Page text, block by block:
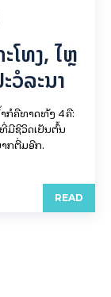
ໂທງ, ໄຫຼ​
ວໍ​ລະ​ນາ
ກໍຄືທາດທັງ 4 ຄື:
ມີຊີວິດເປັນຕົ້ນ
ກຕື່ມອີກ.
READ